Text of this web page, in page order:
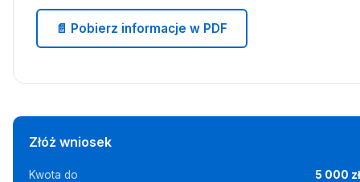
📄 Pobierz informacje w PDF
Złóż wniosek
Kwota do 5 000 zł